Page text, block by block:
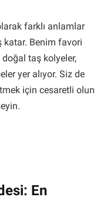
farklı anlamlar
katar. Benim favori
doğal taş kolyeler,
yer alıyor. Siz de
için cesaretli olun
En